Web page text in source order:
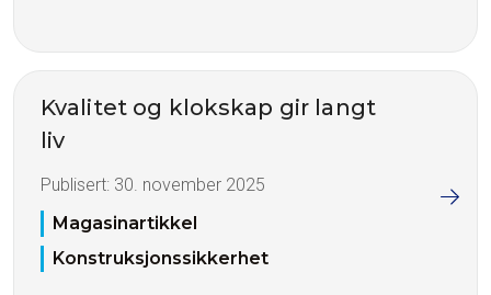
Kvalitet og klokskap gir langt
liv
Publisert: 30. november 2025
Magasinartikkel
Konstruksjonssikkerhet